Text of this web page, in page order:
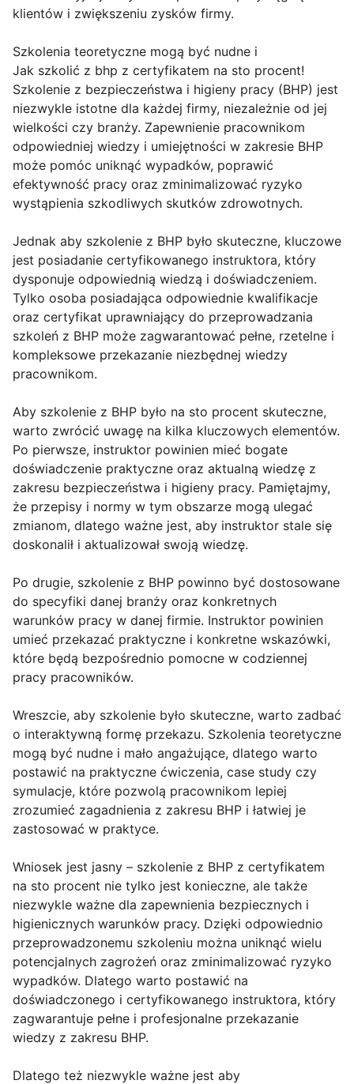
klientów i zwiększeniu zysków firmy.
Szkolenia teoretyczne mogą być nudne i
Jak szkolić z bhp z certyfikatem na sto procent!
Szkolenie z bezpieczeństwa i higieny pracy (BHP) jest
niezwykle istotne dla każdej firmy, niezależnie od jej
wielkości czy branży. Zapewnienie pracownikom
odpowiedniej wiedzy i umiejętności w zakresie BHP
może pomóc uniknąć wypadków, poprawić
efektywność pracy oraz zminimalizować ryzyko
wystąpienia szkodliwych skutków zdrowotnych.
Jednak aby szkolenie z BHP było skuteczne, kluczowe
jest posiadanie certyfikowanego instruktora, który
dysponuje odpowiednią wiedzą i doświadczeniem.
Tylko osoba posiadająca odpowiednie kwalifikacje
oraz certyfikat uprawniający do przeprowadzania
szkoleń z BHP może zagwarantować pełne, rzetelne i
kompleksowe przekazanie niezbędnej wiedzy
pracownikom.
Aby szkolenie z BHP było na sto procent skuteczne,
warto zwrócić uwagę na kilka kluczowych elementów.
Po pierwsze, instruktor powinien mieć bogate
doświadczenie praktyczne oraz aktualną wiedzę z
zakresu bezpieczeństwa i higieny pracy. Pamiętajmy,
że przepisy i normy w tym obszarze mogą ulegać
zmianom, dlatego ważne jest, aby instruktor stale się
doskonalił i aktualizował swoją wiedzę.
Po drugie, szkolenie z BHP powinno być dostosowane
do specyfiki danej branży oraz konkretnych
warunków pracy w danej firmie. Instruktor powinien
umieć przekazać praktyczne i konkretne wskazówki,
które będą bezpośrednio pomocne w codziennej
pracy pracowników.
Wreszcie, aby szkolenie było skuteczne, warto zadbać
o interaktywną formę przekazu. Szkolenia teoretyczne
mogą być nudne i mało angażujące, dlatego warto
postawić na praktyczne ćwiczenia, case study czy
symulacje, które pozwolą pracownikom lepiej
zrozumieć zagadnienia z zakresu BHP i łatwiej je
zastosować w praktyce.
Wniosek jest jasny – szkolenie z BHP z certyfikatem
na sto procent nie tylko jest konieczne, ale także
niezwykle ważne dla zapewnienia bezpiecznych i
higienicznych warunków pracy. Dzięki odpowiednio
przeprowadzonemu szkoleniu można uniknąć wielu
potencjalnych zagrożeń oraz zminimalizować ryzyko
wypadków. Dlatego warto postawić na
doświadczonego i certyfikowanego instruktora, który
zagwarantuje pełne i profesjonalne przekazanie
wiedzy z zakresu BHP.
Dlatego też niezwykle ważne jest aby